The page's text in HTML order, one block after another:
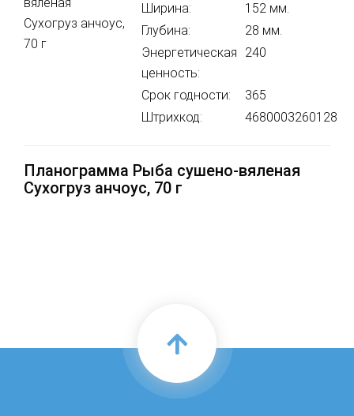
Ширина:
152 мм.
Глубина:
28 мм.
Энергетическая
ценность:
240
Срок годности:
365
Штрихкод:
4680003260128
Планограмма Рыба сушено-вяленая
Сухогруз анчоус, 70 г